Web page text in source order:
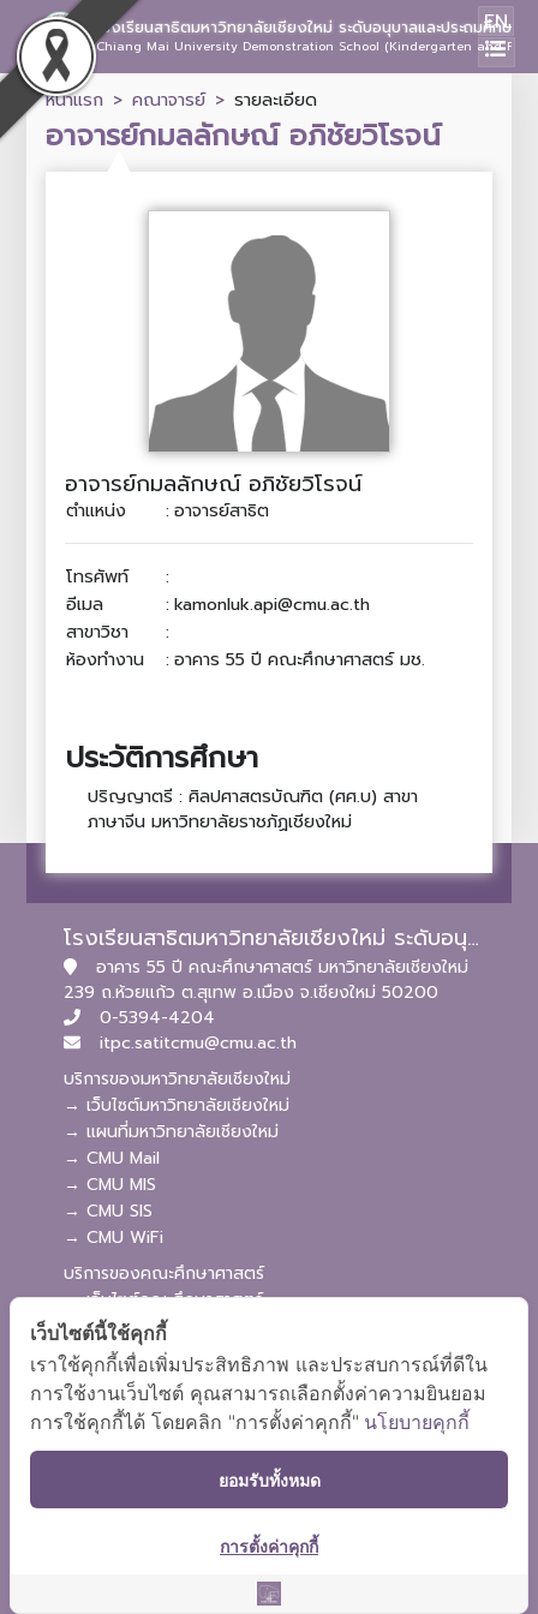
โรงเรียนสาธิตมหาวิทยาลัยเชียงใหม่ ระดับอนุบาลและประถมศึกษา
Chiang Mai University Demonstration School (Kindergarten and
EN
หน้าแรก คณาจารย์ รายละเอียด
อาจารย์กมลลักษณ์ อภิชัยวิโรจน์
อาจารย์กมลลักษณ์ อภิชัยวิโรจน์
ตำแหน่ง : อาจารย์สาธิต
โทรศัพท์
:
อีเมล
: kamonluk.api@cmu.ac.th
สาขาวิชา
:
ห้องทำงาน
: อาคาร 55 ปี คณะศึกษาศาสตร์ มช.
ประวัติการศึกษา
ปริญญาตรี : ศิลปศาสตรบัณฑิต (ศศ.บ) สาขา
ภาษาจีน มหาวิทยาลัยราชภัฏเชียงใหม่
โรงเรียนสาธิตมหาวิทยาลัยเชียงใหม่ ระดับอนุบาลและประถมศึกษา
อาคาร 55 ปี คณะศึกษาศาสตร์ มหาวิทยาลัยเชียงใหม่
239 ถ.ห้วยแก้ว ต.สุเทพ อ.เมือง จ.เชียงใหม่ 50200
0-5394-4204
itpc.satitcmu@cmu.ac.th
บริการของมหาวิทยาลัยเชียงใหม่
→ เว็บไซต์มหาวิทยาลัยเชียงใหม่
→ แผนที่มหาวิทยาลัยเชียงใหม่
→ CMU Mail
→ CMU MIS
→ CMU SIS
→ CMU WiFi
บริการของคณะศึกษาศาสตร์
→ เว็บไซต์คณะศึกษาศาสตร์
→ ระบบจัดการเว็บไซต์
→ ระบบ Admission
→ EDU MIS
→ EDU SIS
เว็บไซต์นี้ใช้คุกกี้
เราใช้คุกกี้เพื่อเพิ่มประสิทธิภาพ และประสบการณ์ที่ดีใน
การใช้งานเว็บไซต์ คุณสามารถเลือกตั้งค่าความยินยอม
การใช้คุกกี้ได้ โดยคลิก "การตั้งค่าคุกกี้" นโยบายคุกกี้
ยอมรับทั้งหมด
การตั้งค่าคุกกี้